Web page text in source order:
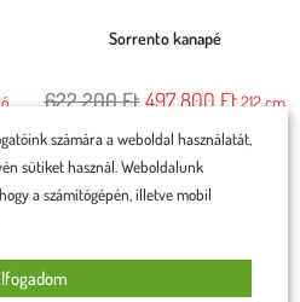
Sorrento kanapé
622 200Ft 497 800 Ft212 cm
Rögtön a kosárba teszem
számára a weboldal használatát,
sütiket használ. Weboldalunk
a számítógépén, illetve mobil